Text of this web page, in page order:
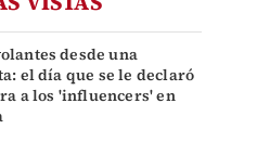
desde una
el día que se le declaró
a los 'influencers' en